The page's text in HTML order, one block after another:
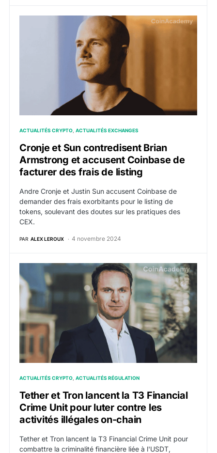
Cronje et Sun contredisent Brian Armstrong et
ACTUALITÉS CRYPTO ACTUALITÉS EXCHANGES
Cronje et Sun contredisent Brian
Armstrong et accusent Coinbase de
facturer des frais de listing
Andre Cronje et Justin Sun accusent Coinbase de
demander des frais exorbitants pour le listing de
tokens, soulevant des doutes sur les pratiques des
CEX.
PAR ALEX LEROUX 4 novembre 2024
Tether et Tron lancent la T3 Financial Crime Unit
ACTUALITÉS CRYPTO ACTUALITÉS RÉGULATION
Tether et Tron lancent la T3 Financial
Crime Unit pour luter contre les
activités illégales on-chain
Tether et Tron lancent la T3 Financial Crime Unit pour
combattre la criminalité financière liée à l'USDT,